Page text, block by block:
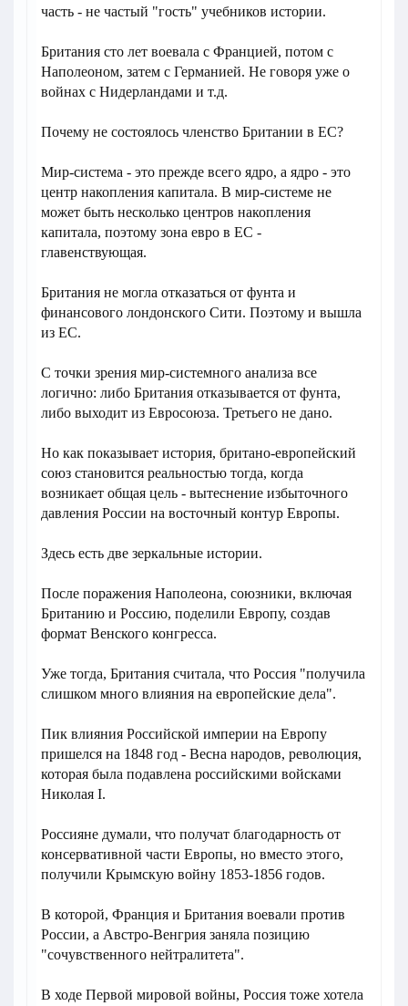
часть - не частый "гость" учебников истории.
Британия сто лет воевала с Францией, потом с
Наполеоном, затем с Германией. Не говоря уже о
войнах с Нидерландами и т.д.
Почему не состоялось членство Британии в ЕС?
Мир-система - это прежде всего ядро, а ядро - это
центр накопления капитала. В мир-системе не
может быть несколько центров накопления
капитала, поэтому зона евро в ЕС -
главенствующая.
Британия не могла отказаться от фунта и
финансового лондонского Сити. Поэтому и вышла
из ЕС.
С точки зрения мир-системного анализа все
логично: либо Британия отказывается от фунта,
либо выходит из Евросоюза. Третьего не дано.
Но как показывает история, британо-европейский
союз становится реальностью тогда, когда
возникает общая цель - вытеснение избыточного
давления России на восточный контур Европы.
Здесь есть две зеркальные истории.
После поражения Наполеона, союзники, включая
Британию и Россию, поделили Европу, создав
формат Венского конгресса.
Уже тогда, Британия считала, что Россия "получила
слишком много влияния на европейские дела".
Пик влияния Российской империи на Европу
пришелся на 1848 год - Весна народов, революция,
которая была подавлена российскими войсками
Николая І.
Россияне думали, что получат благодарность от
консервативной части Европы, но вместо этого,
получили Крымскую войну 1853-1856 годов.
В которой, Франция и Британия воевали против
России, а Австро-Венгрия заняла позицию
"сочувственного нейтралитета".
В ходе Первой мировой войны, Россия тоже хотела